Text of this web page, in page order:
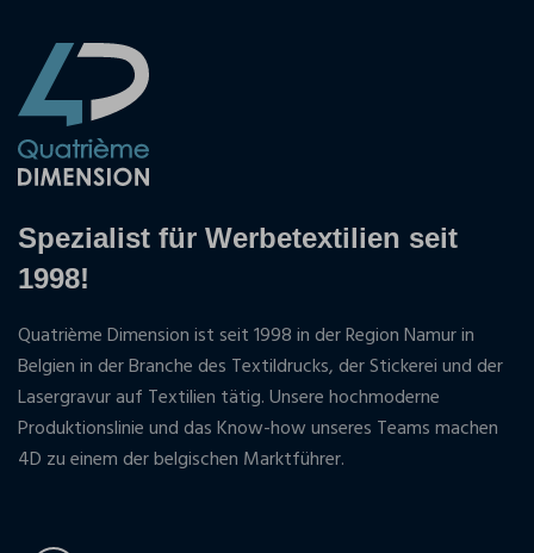
Spezialist für Werbetextilien seit
1998!
Quatrième Dimension ist seit 1998 in der Region Namur in
Belgien in der Branche des Textildrucks, der Stickerei und der
Lasergravur auf Textilien tätig. Unsere hochmoderne
Produktionslinie und das Know-how unseres Teams machen
4D zu einem der belgischen Marktführer.